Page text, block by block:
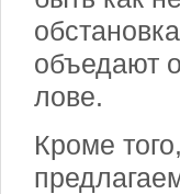
объедают
лове.
Кроме